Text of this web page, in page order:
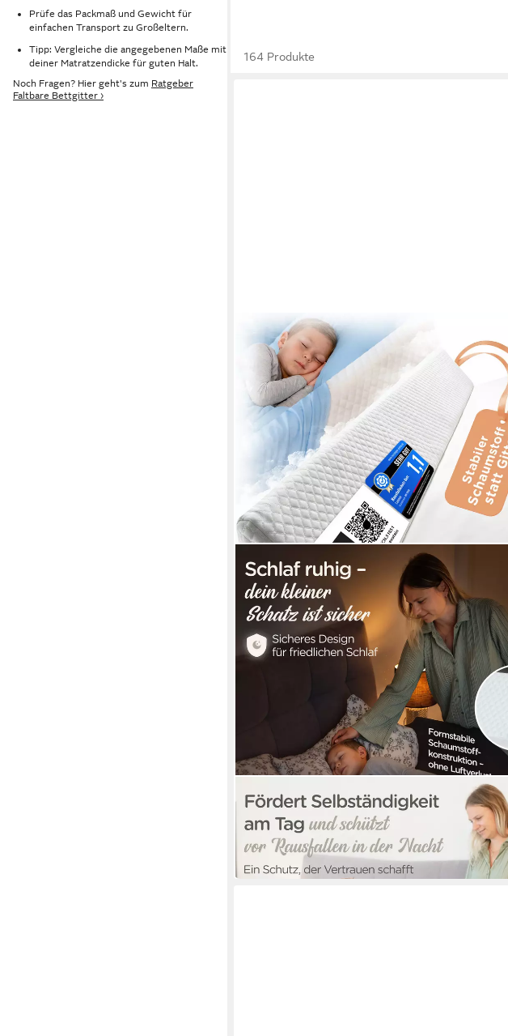
Prüfe das Packmaß und Gewicht für
einfachen Transport zu Großeltern.
Tipp: Vergleiche die angegebenen Maße mit
deiner Matratzendicke für guten Halt.
Noch Fragen? Hier geht's zum Ratgeber
Faltbare Bettgitter ›
164 Produkte
Bettschutzgitter Rausfallschutz Bett für Kinder –
Boxspringbett & Elternbett
ab 42,95 €
in 2-3 Werktagen bei dir